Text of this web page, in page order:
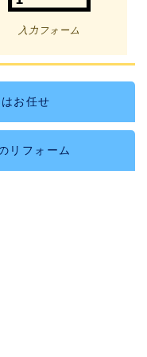
入力フォーム
お任せ
リフォーム